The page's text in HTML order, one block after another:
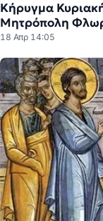
Κήρυγμα
Μητρόπολη
18 Απρ 14:05